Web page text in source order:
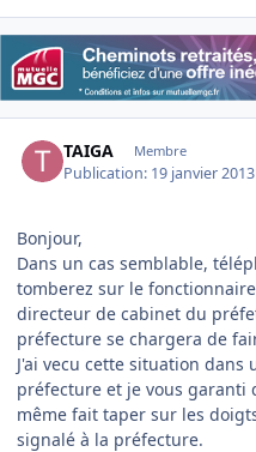
TAIGA Membre
Publication: 19 janvier 2013
Bonjour,
Dans un cas semblable,
tomberez sur le
directeur de cabinet du
préfecture se chargera de
J'ai vecu cette situation dans
préfecture et je vous garanti
même fait taper sur les
signalé à la préfecture.